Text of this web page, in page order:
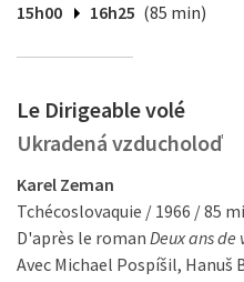
15h00 16h25 (85 min)
Le Dirigeable volé
Ukradená vzducholoď
Karel Zeman
Tchécoslovaquie / 1966 / 85
D'après le roman Deux ans de
Avec Michael Pospíšil, Hanuš